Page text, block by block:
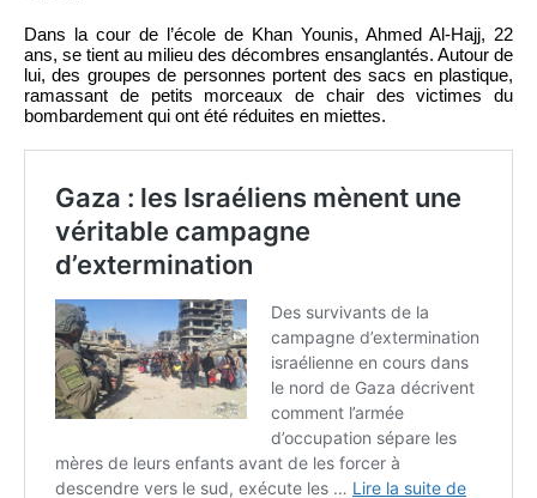
Dans la cour de l’école de Khan Younis, Ahmed Al-Hajj, 22
ans, se tient au milieu des décombres ensanglantés. Autour de
lui, des groupes de personnes portent des sacs en plastique,
ramassant de petits morceaux de chair des victimes du
bombardement qui ont été réduites en miettes.